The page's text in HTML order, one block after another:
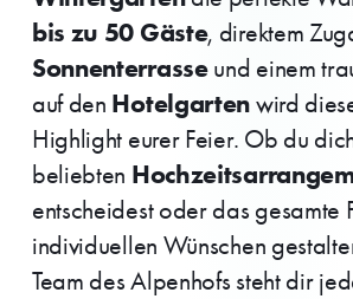
bis zu 50 Gäste, direktem
Sonnenterrasseund einem
auf den Hotelgartenwird
Highlight eurer Feier. Ob du
beliebten
entscheidest oder das gesamte
individuellen Wünschen
Team des Alpenhofs steht dir